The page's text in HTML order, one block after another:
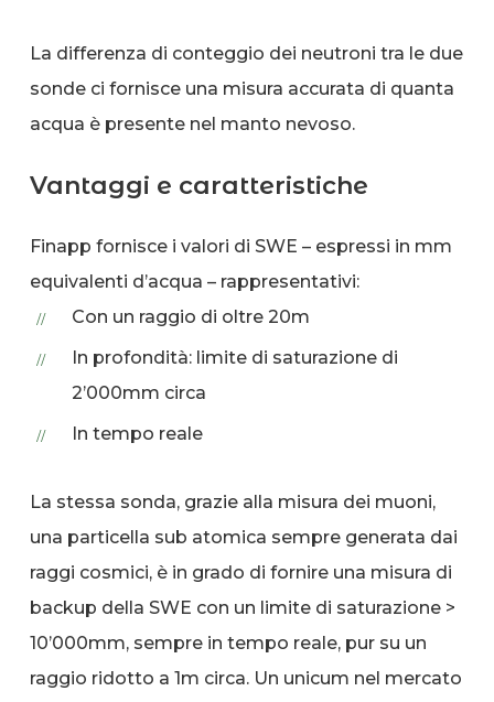
La differenza di conteggio dei neutroni tra le due
sonde ci fornisce una misura accurata di quanta
acqua è presente nel manto nevoso.
Vantaggi e caratteristiche
Finapp fornisce i valori di SWE – espressi in mm
equivalenti d’acqua – rappresentativi:
Con un raggio di oltre 20m
In profondità: limite di saturazione di
2’000mm circa
In tempo reale
La stessa sonda, grazie alla misura dei muoni,
una particella sub atomica sempre generata dai
raggi cosmici, è in grado di fornire una misura di
backup della SWE con un limite di saturazione >
10’000mm, sempre in tempo reale, pur su un
raggio ridotto a 1m circa. Un unicum nel mercato